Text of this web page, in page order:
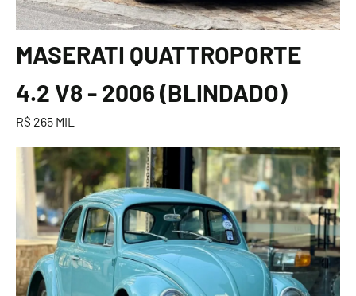
MASERATI QUATTROPORTE
4.2 V8 - 2006 (BLINDADO)
R$ 265 MIL